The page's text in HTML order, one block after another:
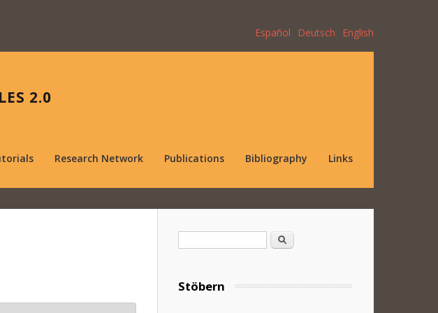
Español Deutsch English
2.0
Research Network Publications Bibliography Links
Search
Stöbern